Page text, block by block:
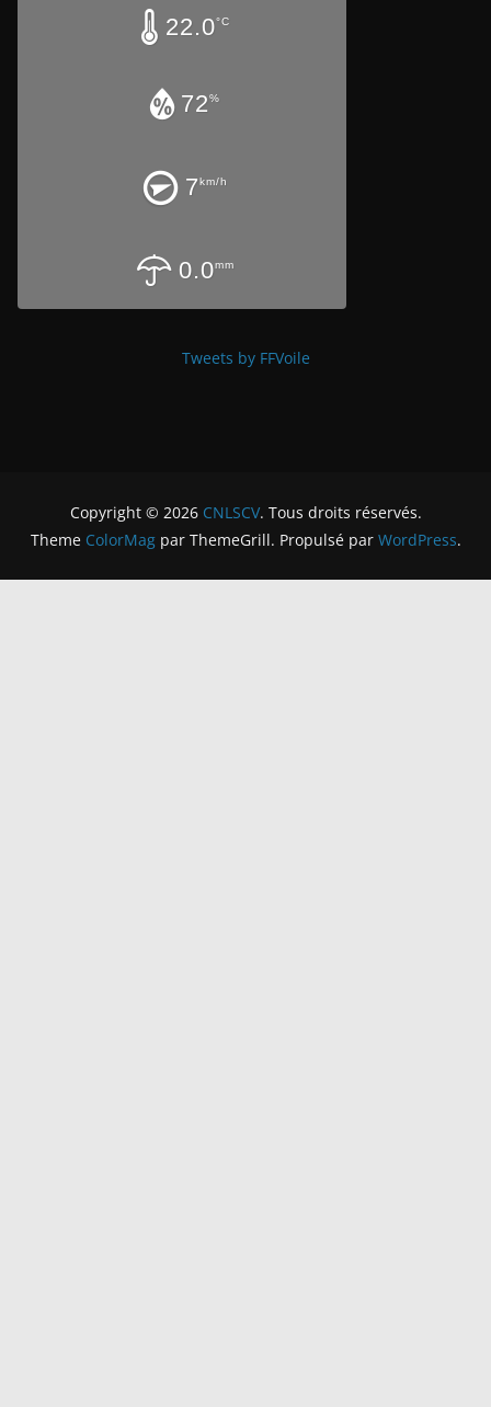
22.0°C
72%
7km/h
0.0mm
Tweets by FFVoile
Copyright © 2026 CNLSCV. Tous droits réservés.
Theme ColorMagpar ThemeGrill. Propulsé par WordPress.